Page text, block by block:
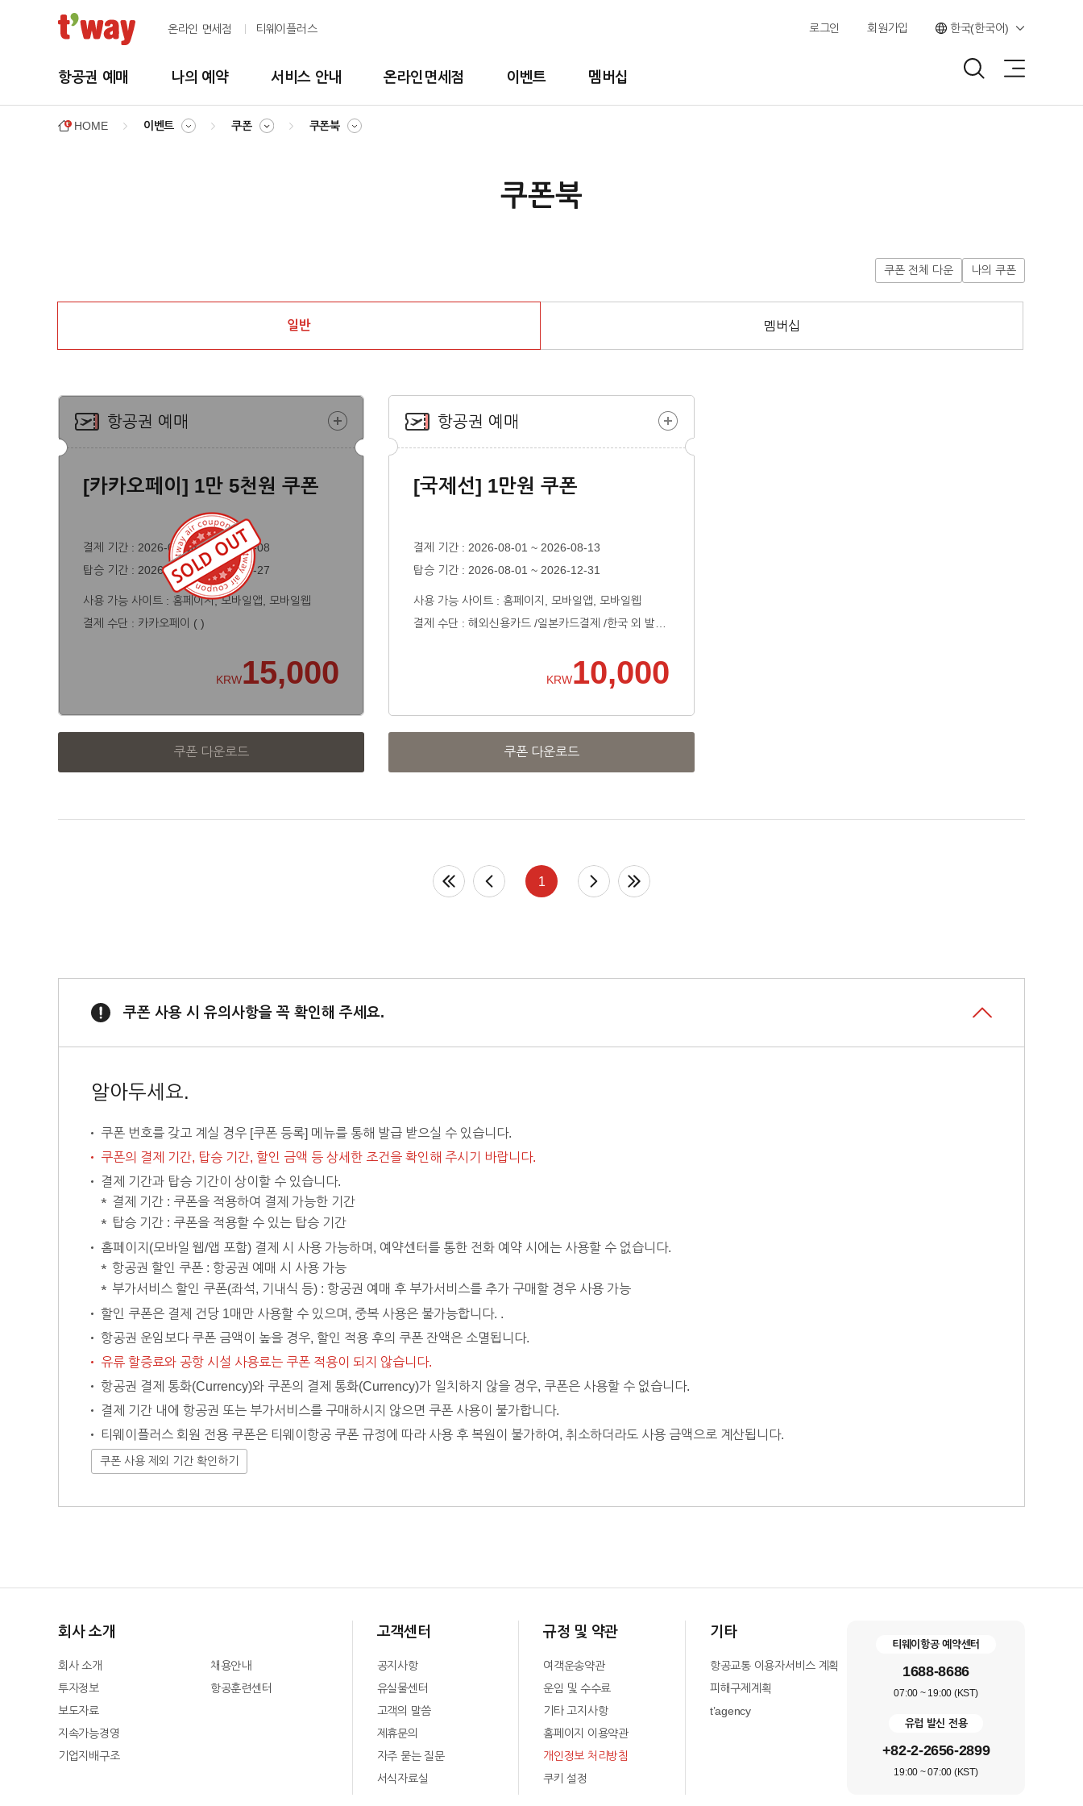
온라인 면세점 티웨이플러스 로그인 회원가입 한국(한국어)
항공권 예매 나의 예약 서비스 안내 온라인면세점 이벤트 멤버십
HOME 이벤트 쿠폰 쿠폰북
쿠폰북
쿠폰 전체 다운 나의 쿠폰
일반 멤버십
항공권 예매
[카카오페이] 1만 5천원 쿠폰
결제 기간 : 2026-08-08 ~ 2026-08-08
탑승 기간 : 2026-08-08 ~ 2027-03-27
사용 가능 사이트 : 홈페이지, 모바일앱, 모바일웹
결제 수단 : 카카오페이 ( )
KRW15,000
쿠폰 다운로드
항공권 예매
[국제선] 1만원 쿠폰
결제 기간 : 2026-08-01 ~ 2026-08-13
탑승 기간 : 2026-08-01 ~ 2026-12-31
사용 가능 사이트 : 홈페이지, 모바일앱, 모바일웹
KRW10,000
쿠폰 다운로드
1
쿠폰 사용 시 유의사항을 꼭 확인해 주세요.
알아두세요.
쿠폰 번호를 갖고 계실 경우 [쿠폰 등록] 메뉴를 통해 발급 받으실 수 있습니다.
쿠폰의 결제 기간, 탑승 기간, 할인 금액 등 상세한 조건을 확인해 주시기 바랍니다.
결제 기간과 탑승 기간이 상이할 수 있습니다.
결제 기간 : 쿠폰을 적용하여 결제 가능한 기간
탑승 기간 : 쿠폰을 적용할 수 있는 탑승 기간
홈페이지(모바일 웹/앱 포함) 결제 시 사용 가능하며, 예약센터를 통한 전화 예약 시에는 사용할 수 없습니다.
항공권 할인 쿠폰 : 항공권 예매 시 사용 가능
부가서비스 할인 쿠폰(좌석, 기내식 등) : 항공권 예매 후 부가서비스를 추가 구매할 경우 사용 가능
할인 쿠폰은 결제 건당 1매만 사용할 수 있으며, 중복 사용은 불가능합니다. .
항공권 운임보다 쿠폰 금액이 높을 경우, 할인 적용 후의 쿠폰 잔액은 소멸됩니다.
유류 할증료와 공항 시설 사용료는 쿠폰 적용이 되지 않습니다.
항공권 결제 통화(Currency)와 쿠폰의 결제 통화(Currency)가 일치하지 않을 경우, 쿠폰은 사용할 수 없습니다.
결제 기간 내에 항공권 또는 부가서비스를 구매하시지 않으면 쿠폰 사용이 불가합니다.
티웨이플러스 회원 전용 쿠폰은 티웨이항공 쿠폰 규정에 따라 사용 후 복원이 불가하여, 취소하더라도 사용 금액으로 계산됩니다.
쿠폰 사용 제외 기간 확인하기
회사 소개
회사 소개
투자정보
보도자료
지속가능경영
기업지배구조
채용안내
항공훈련센터
고객센터
공지사항
유실물센터
고객의 말씀
제휴문의
자주 묻는 질문
서식자료실
규정 및 약관
여객운송약관
운임 및 수수료
기타 고지사항
홈페이지 이용약관
개인정보 처리방침
쿠키 설정
기타
항공교통 이용자서비스 계획
피해구제계획
t’agency
티웨이항공 예약센터
1688-8686
07:00 ~ 19:00 (KST)
유럽 발신 전용
+82-2-2656-2899
19:00 ~ 07:00 (KST)